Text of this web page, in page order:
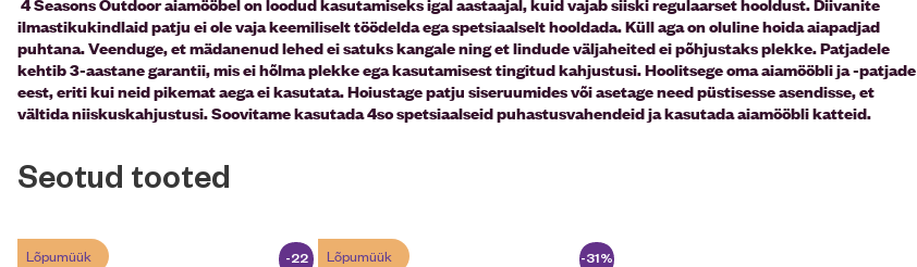
ilmastikukindlaid patju ei ole vaja keemiliselt töödelda ega spetsiaalselt hooldada. Küll aga on oluline hoida aiapadjad
puhtana. Veenduge, et mädanenud lehed ei satuks kangale ning et lindude väljaheited ei põhjustaks plekke. Patjadele
kehtib 3-aastane garantii, mis ei hõlma plekke ega kasutamisest tingitud kahjustusi. Hoolitsege oma aiamööbli ja -patjade
eest, eriti kui neid pikemat aega ei kasutata. Hoiustage patju siseruumides või asetage need püstisesse asendisse, et
vältida niiskuskahjustusi. Soovitame kasutada 4so spetsiaalseid puhastusvahendeid ja kasutada aiamööbli katteid.
Seotud tooted
Lõpumüük
-22
Lõpumüük -31%